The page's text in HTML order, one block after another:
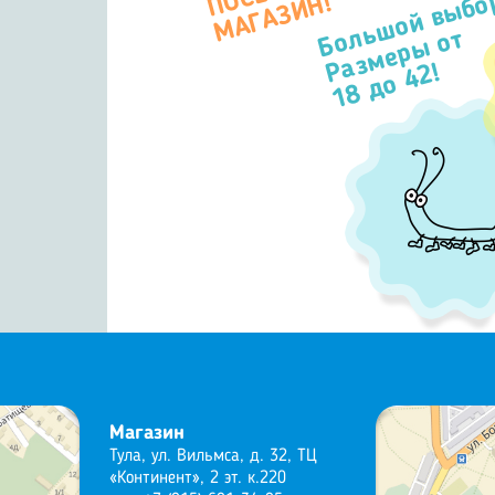
П
Н!Большой
Размеры от
18 до 42!
Магазин
Тула, ул. Вильмса, д. 32, ТЦ
«Континент», 2 эт. к.220